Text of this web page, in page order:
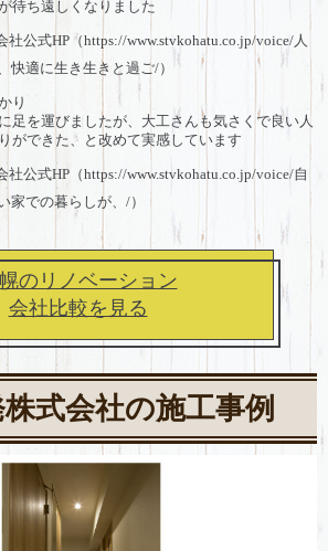
待ち遠しくなりました
社公式HP（https://www.stvkohatu.co.jp/voice/人
快適に生き生きと過ご/）
り
足を運びましたが、大工さんも気さくで良い人
ができた、と改めて実感しています
社公式HP（https://www.stvkohatu.co.jp/voice/自
家での暮らしが、/）
のリノベーション
会社比較を見る
式会社の施工事例